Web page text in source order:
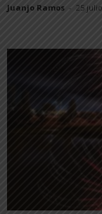
Juanjo Ramos - 25